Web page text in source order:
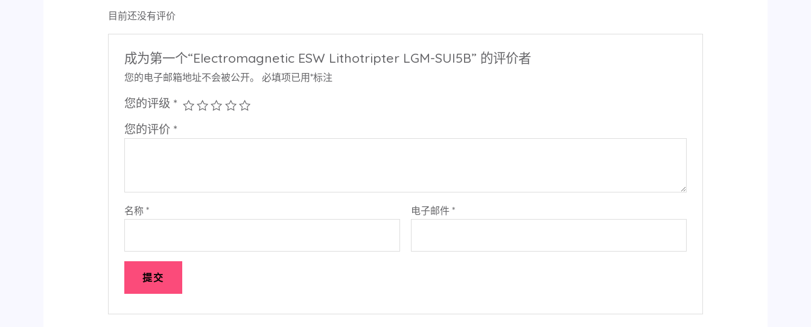
目前还没有评价
成为第一个“Electromagnetic ESW Lithotripter LGM-SUI5B” 的评价者
您的电子邮箱地址不会被公开。 必填项已用*标注
您的评级 *
您的评价 *
名称* 电子邮件*